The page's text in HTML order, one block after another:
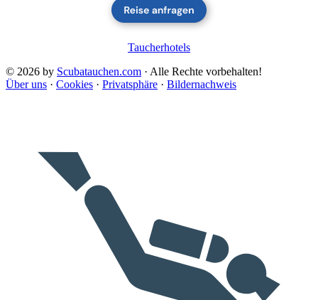
Taucherhotels
© 2026 by Scubatauchen.com · Alle Rechte vorbehalten!
Über uns · Cookies · Privatsphäre · Bildernachweis